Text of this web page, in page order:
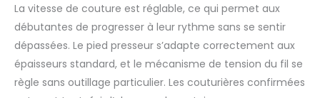
La vitesse de couture est réglable, ce qui permet aux
débutantes de progresser à leur rythme sans se sentir
dépassées. Le pied presseur s’adapte correctement aux
épaisseurs standard, et le mécanisme de tension du fil se
règle sans outillage particulier. Les couturières confirmées